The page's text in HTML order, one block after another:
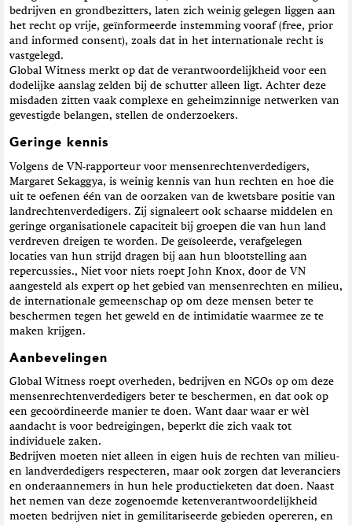
bedrijven en grondbezitters, laten zich weinig gelegen liggen aan
het recht op vrije, geïnformeerde instemming vooraf (free, prior
and informed consent), zoals dat in het internationale recht is
vastgelegd.
Global Witness merkt op dat de verantwoordelijkheid voor een
dodelijke aanslag zelden bij de schutter alleen ligt. Achter deze
misdaden zitten vaak complexe en geheimzinnige netwerken van
gevestigde belangen, stellen de onderzoekers.
Geringe kennis
Volgens de VN-rapporteur voor mensenrechtenverdedigers,
Margaret Sekaggya, is weinig kennis van hun rechten en hoe die
uit te oefenen één van de oorzaken van de kwetsbare positie van
landrechtenverdedigers. Zij signaleert ook schaarse middelen en
geringe organisationele capaciteit bij groepen die van hun land
verdreven dreigen te worden. De geïsoleerde, verafgelegen
locaties van hun strijd dragen bij aan hun blootstelling aan
repercussies., Niet voor niets roept John Knox, door de VN
aangesteld als expert op het gebied van mensenrechten en milieu,
de internationale gemeenschap op om deze mensen beter te
beschermen tegen het geweld en de intimidatie waarmee ze te
maken krijgen.
Aanbevelingen
Global Witness roept overheden, bedrijven en NGOs op om deze
mensenrechtenverdedigers beter te beschermen, en dat ook op
een gecoördineerde manier te doen. Want daar waar er wèl
aandacht is voor bedreigingen, beperkt die zich vaak tot
individuele zaken.
Bedrijven moeten niet alleen in eigen huis de rechten van milieu-
en landverdedigers respecteren, maar ook zorgen dat leveranciers
en onderaannemers in hun hele productieketen dat doen. Naast
het nemen van deze zogenoemde ketenverantwoordelijkheid
moeten bedrijven niet in gemilitariseerde gebieden opereren, en